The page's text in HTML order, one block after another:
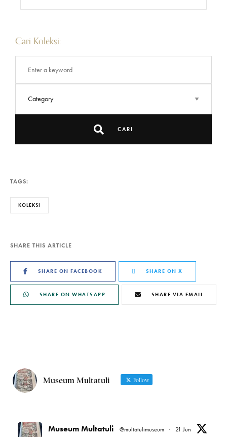
Cari Koleksi:
CARI
TAGS:
KOLEKSI
SHARE THIS ARTICLE
SHARE ON FACEBOOK SHARE ON X
SHARE ON WHATSAPP SHARE VIA EMAIL
Museum Multatuli Follow
Museum Multatuli @multatulimuseum · 21 Jun